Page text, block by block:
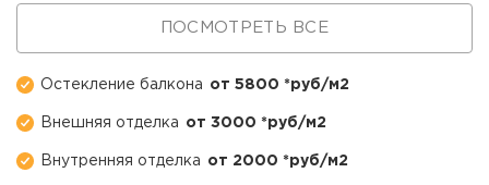
Остекление балкона от 5800 *руб/м2
Внешняя отделка от 3000 *руб/м2
Внутренняя отделка от 2000 *руб/м2
ПОСМОТРЕТЬ ВСЕ